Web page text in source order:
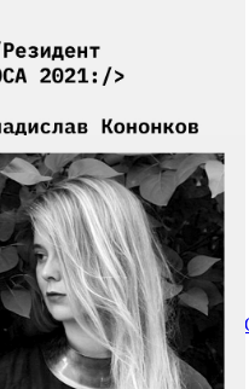
Кононков / Participant of